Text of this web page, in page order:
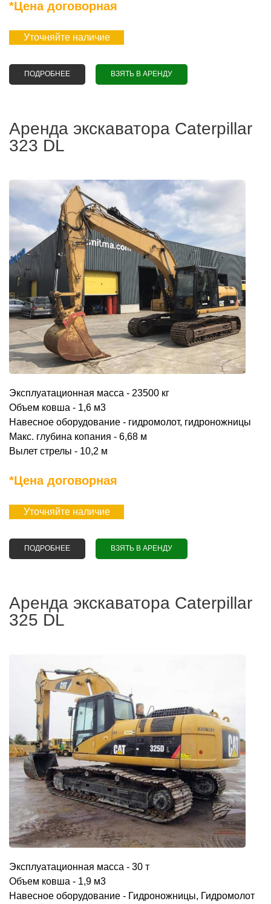
*Цена договорная
Уточняйте наличие
ПОДРОБНЕЕ О АРЕНДА ПОГРУЗЧИКА CATERPILLAR 914K
ВЗЯТЬ В АРЕНДУ
Аренда экскаватора Сaterpillar
323 DL
Эксплуатационная масса - 23500 кг
Объем ковша - 1,6 м3
Навесное оборудование - гидромолот, гидроножницы
Макс. глубина копания - 6,68 м
Вылет стрелы - 10,2 м
*Цена договорная
Уточняйте наличие
ПОДРОБНЕЕ О АРЕНДА ЭКСКАВАТОРА СATERPILLAR 323 DL
ВЗЯТЬ В АРЕНДУ
Аренда экскаватора Сaterpillar
325 DL
Эксплуатационная масса - 30 т
Объем ковша - 1,9 м3
Навесное оборудование - Гидроножницы, Гидромолот